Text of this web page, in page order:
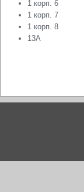
1 корп. 6
1 корп. 7
1 корп. 8
13А